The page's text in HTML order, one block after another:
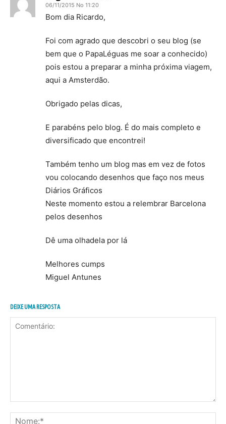
06/11/2015 No 11:20
Bom dia Ricardo,
Foi com agrado que descobri o seu blog (se
bem que o PapaLéguas me soar a conhecido)
pois estou a preparar a minha próxima viagem,
aqui a Amsterdão.
Obrigado pelas dicas,
E parabéns pelo blog. É do mais completo e
diversificado que encontrei!
Também tenho um blog mas em vez de fotos
vou colocando desenhos que faço nos meus
Diários Gráficos
Neste momento estou a relembrar Barcelona
pelos desenhos
Dê uma olhadela por lá
Melhores cumps
Miguel Antunes
DEIXE UMA RESPOSTA